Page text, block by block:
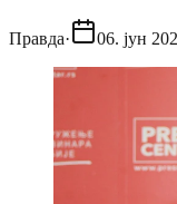
Правда· 06. јун